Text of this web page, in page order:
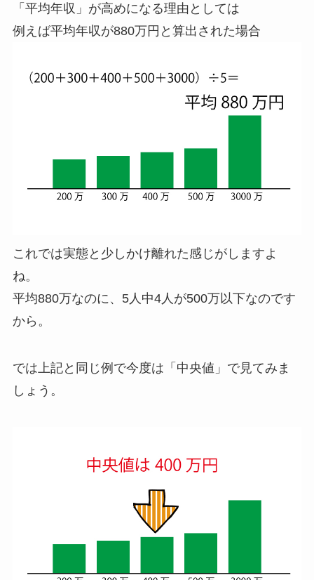
「平均年収」が高めになる理由としては
例えば平均年収が880万円と算出された場合
これでは実態と少しかけ離れた感じがしますよ
ね。
平均880万なのに、5人中4人が500万以下なのです
から。
では上記と同じ例で今度は「 中央値 」で見てみま
しょう。